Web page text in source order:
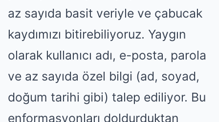
az sayıda basit veriyle ve çabucak
kaydımızı bitirebiliyoruz. Yaygın
olarak kullanıcı adı, e-posta, parola
ve az sayıda özel bilgi (ad, soyad,
doğum tarihi gibi) talep ediliyor. Bu
enformasyonları doldurduktan